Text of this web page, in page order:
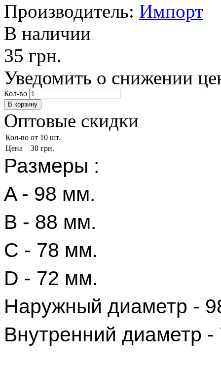
Производитель: Импорт
В наличии
35 грн.
Уведомить о снижении
Кол-во
Оптовые скидки
Кол-во от 10 шт.
Цена
30 грн.
Размеры :
A - 98 мм.
B - 88 мм.
C - 78 мм.
D - 72 мм.
Наружный диаметр -
Внутренний диаметр